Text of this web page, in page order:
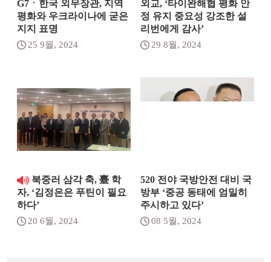
G7ㆍ한국 외무장관, 지역
평화와 우크라이나에 굳은
지지 표명
25 9월, 2024
외교, ‘타이완해협 평화 안
정 유지 중요성 강조한 설
리번에게 감사’
29 8월, 2024
북중러 삼각 축, 臺 학
자, ‘김정은은 푸틴이 필요
하다’
20 6월, 2024
520 전야 국방안전 대비 국
방부 ‘중공 동태에 엄밀히
주시하고 있다’
08 5월, 2024